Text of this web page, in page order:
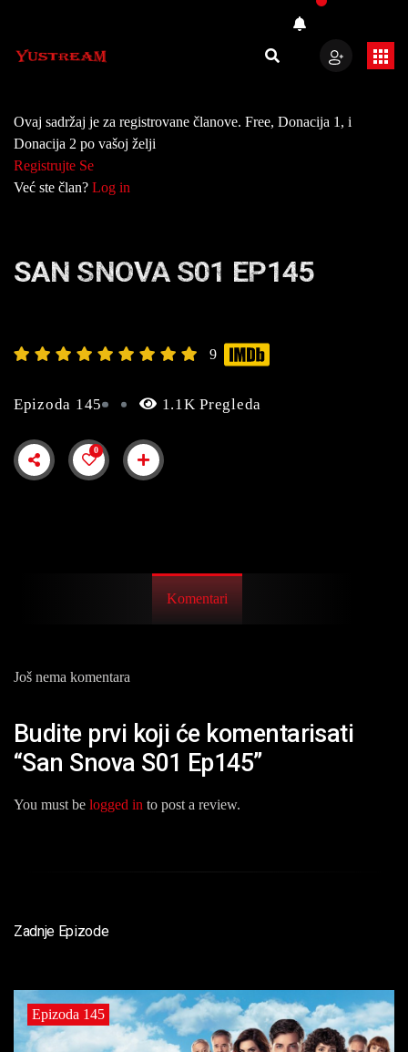
Ovaj sadržaj je za registrovane članove. Free, Donacija 1, i
Donacija 2 po vašoj želji
Registrujte Se
Već ste član? Log in
SAN SNOVA S01 EP145
9
Epizoda 145 1.1K Pregleda
0
Komentari
Još nema komentara
Budite prvi koji će komentarisati
“San Snova S01 Ep145”
You must be logged in to post a review.
Zadnje Epizode
Epizoda 145